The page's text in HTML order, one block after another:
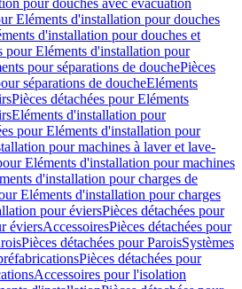
pour douches avec évacuation
Eléments d'installation pour douches
d'installation pour douches et
pour Eléments d'installation pour
pour séparations de douchePièces
séparations de doucheEléments
Pièces détachées pour Eléments
Eléments d'installation pour
pour Eléments d'installation pour
pour machines à laver et lave-
Eléments d'installation pour machines
d'installation pour charges de
Eléments d'installation pour charges
pour éviersPièces détachées pour
éviersAccessoiresPièces détachées pour
Pièces détachées pour ParoisSystèmes
Pièces détachées pour
Accessoires pour l'isolation